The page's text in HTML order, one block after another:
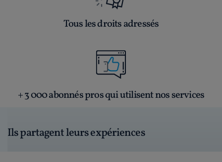
Tous les droits adressés
+ 3 000 abonnés pros qui utilisent nos services
Ils partagent leurs expériences